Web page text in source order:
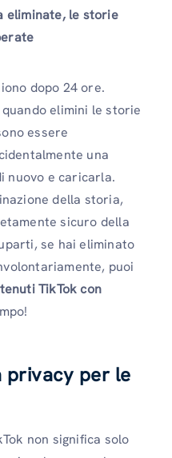
eliminate, le storie
dopo 24 ore.
elimini le storie
essere
una
nuovo e caricarla.
della storia,
sicuro della
se hai eliminato
puoi
TikTok con
privacy per le
non significa solo